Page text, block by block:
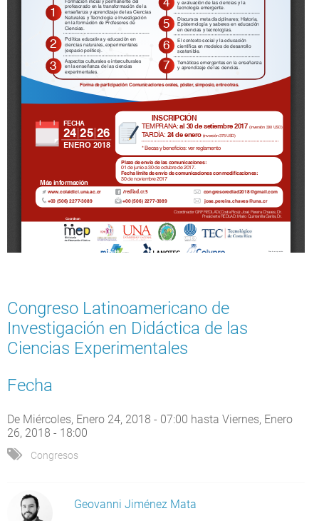
Congreso Latinoamericano de
Investigación en Didáctica de las
Ciencias Experimentales
Fecha
De Miércoles, Enero 24, 2018 - 07:00 hasta Viernes, Enero
26, 2018 - 18:00
Congresos
Geovanni Jiménez Mata